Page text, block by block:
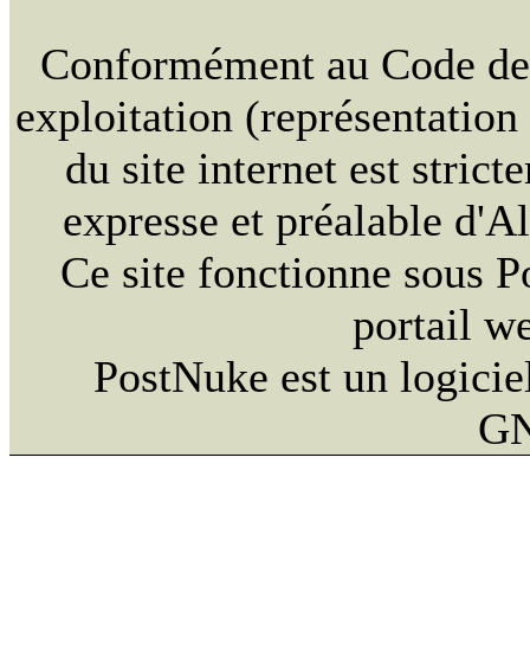
Conformément au Code
exploitation
du site internet est
expresse et préalable
Ce site fonctionne sous
portail
PostNuke est un